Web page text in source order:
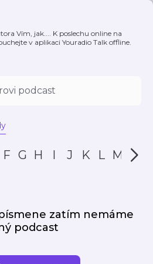
Vím, jak.... K poslechu online na
v aplikaci Youradio Talk offline.
F G H I J K L M N
zatím nemáme
podcast